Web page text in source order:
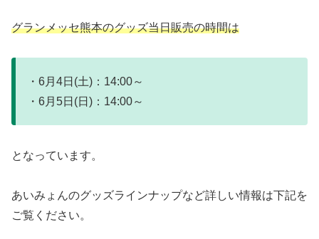
グランメッセ熊本のグッズ当日販売の時間は
・6月4日(土)：14:00～
・6月5日(日)：14:00～
となっています。
あいみょんのグッズラインナップなど詳しい情報は下記を
ご覧ください。